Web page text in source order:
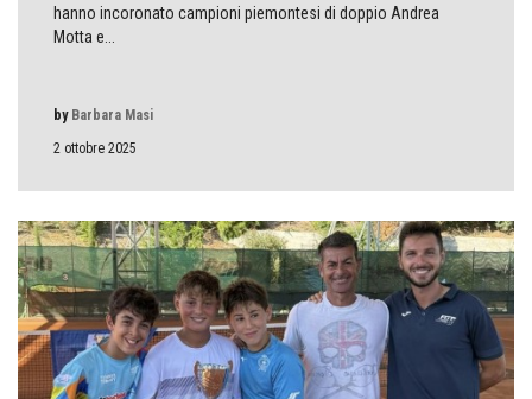
hanno incoronato campioni piemontesi di doppio Andrea
Motta e...
2 ottobre 2025
by Barbara Masi